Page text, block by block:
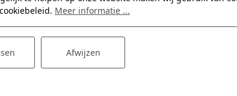
Meer informatie ...
Afwijzen